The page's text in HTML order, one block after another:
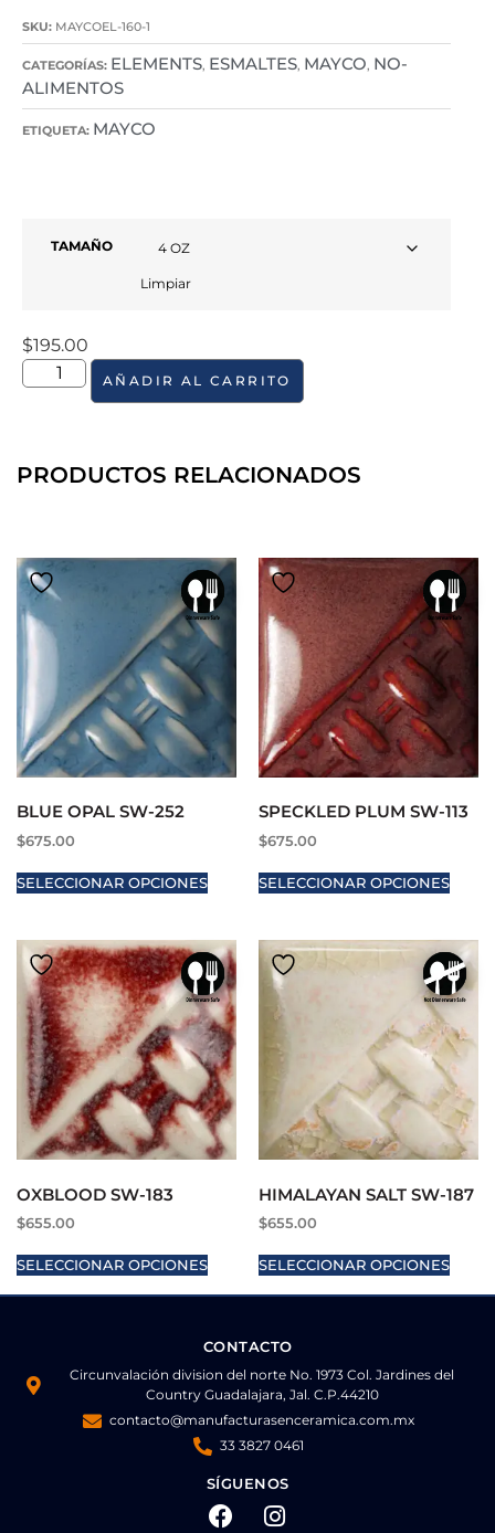
SKU: MAYCOEL-160-1
CATEGORÍAS: ELEMENTS, ESMALTES, MAYCO, NO-
ALIMENTOS
ETIQUETA: MAYCO
TAMAÑO
Limpiar
$195.00
AÑADIR AL CARRITO
PRODUCTOS RELACIONADOS
BLUE OPAL SW-252
$675.00
SELECCIONAR OPCIONES
SPECKLED PLUM SW-113
$675.00
SELECCIONAR OPCIONES
OXBLOOD SW-183
$655.00
SELECCIONAR OPCIONES
HIMALAYAN SALT SW-187
$655.00
SELECCIONAR OPCIONES
CONTACTO
Circunvalación division del norte No. 1973 Col. Jardines del
Country Guadalajara, Jal. C.P.44210
contacto@manufacturasenceramica.com.mx
33 3827 0461
SÍGUENOS